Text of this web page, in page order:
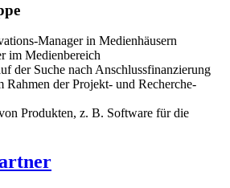
Manager in Medienhäusern
im Medienbereich
der Suche nach Anschlussfinanzierung
Rahmen der Projekt- und Recherche-
Produkten, z. B. Software für die